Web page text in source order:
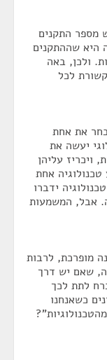
מספר התקנים
היא שההתקנים
ולכן, באה
לכל
המשרד יבחר את אחת
יעשה את
ויכריז עליהן
אחת
ידברו
אבל, המשמעות
מופרכת, לרבות
שאם יש דרך
לתת לכך
כשאנחנו